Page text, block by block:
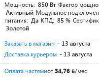
Мощность: 850 Вт Фактор
Активный Модульное
питания: Да КПД: 85 %
Золотой
Заказать в магазин - 13 августа
Доставка курьером - 13 августа
Оплата частямиот34,76
/мес